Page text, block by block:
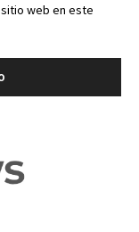
web en este